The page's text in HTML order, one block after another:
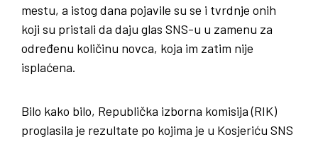
mestu, a istog dana pojavile su se i tvrdnje onih
koji su pristali da daju glas SNS-u u zamenu za
određenu količinu novca, koja im zatim nije
isplaćena.
Bilo kako bilo, Republička izborna komisija (RIK)
proglasila je rezultate po kojima je u Kosjeriću SNS